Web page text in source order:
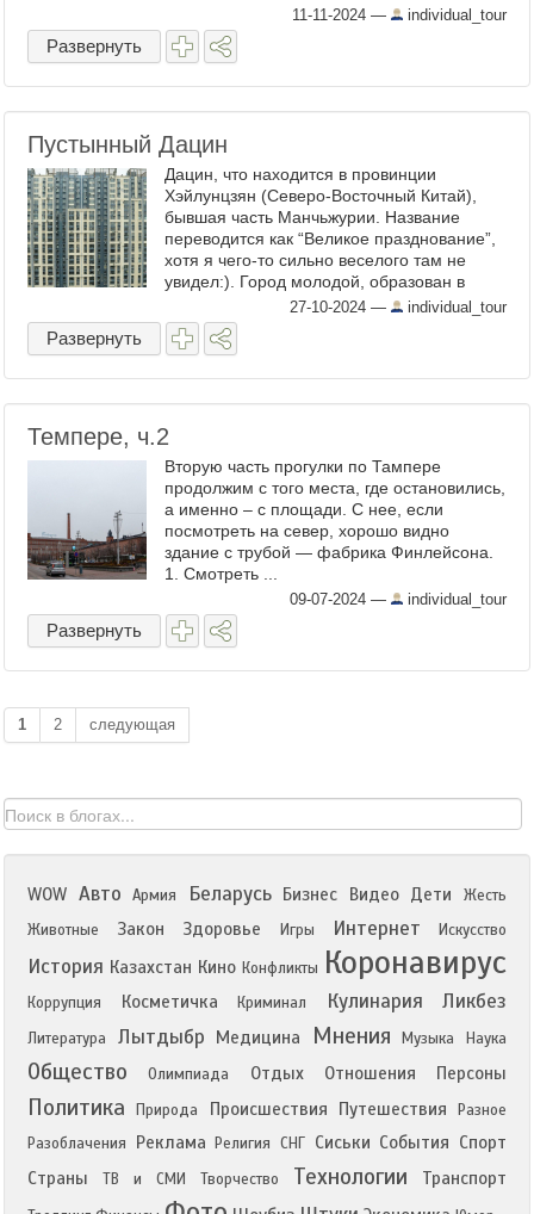
Сначала ехали по F261 Эмструлейд
(Emstruleið) по долине Торсмёрк вдоль ...
11-11-2024 — individual_tour
Развернуть
Пустынный Дацин
Дацин, что находится в провинции
Хэйлунцзян (Северо-Восточный Китай),
бывшая часть Манчьжурии. Название
переводится как “Великое празднование”,
хотя я чего-то сильно веселого там не
увидел:). Город молодой, образован в
1959г. Первое постоянное поселение в
этих краях появилось благодаря ...
27-10-2024 — individual_tour
Развернуть
Темпере, ч.2
Вторую часть прогулки по Тампере
продолжим с того места, где остановились,
а именно – с площади. С нее, если
посмотреть на север, хорошо видно
здание с трубой — фабрика Финлейсона.
1. Смотреть ...
09-07-2024 — individual_tour
Развернуть
1 2 следующая
WOW Авто Армия Беларусь Бизнес Видео Дети
Жесть
Животные
Закон Здоровье Игры Интернет Искусство
История Казахстан Кино Конфликты Коронавирус
Коррупция Косметичка Криминал Кулинария Ликбез
Литература Лытдыбр Медицина Мнения Музыка Наука
Общество Олимпиада Отдых Отношения Персоны
Политика Природа Происшествия Путешествия
Разное
Разоблачения
Реклама Религия СНГ Сиськи События Спорт
Страны
ТВ и СМИ Творчество Технологии Транспорт